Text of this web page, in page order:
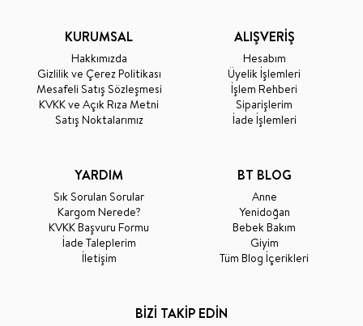
KURUMSAL
Hakkımızda
Gizlilik ve Çerez Politikası
Mesafeli Satış Sözleşmesi
KVKK ve Açık Rıza Metni
Satış Noktalarımız
ALIŞVERİŞ
Hesabım
Üyelik İşlemleri
İşlem Rehberi
Siparişlerim
İade İşlemleri
YARDIM
Sık Sorulan Sorular
Kargom Nerede?
KVKK Başvuru Formu
İade Taleplerim
İletişim
BT BLOG
Anne
Yenidoğan
Bebek Bakım
Giyim
Tüm Blog İçerikleri
BİZİ TAKİP EDİN